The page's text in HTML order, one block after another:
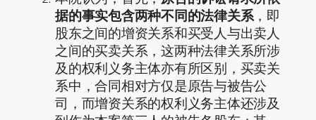
据的事实包含两种不同的法律关系，即
股东之间的增资关系和买受人与出卖人
之间的买卖关系，这两种法律关系所涉
及的权利义务主体亦有所区别，买卖关
系中，合同相对方仅是原告与被告公
司，而增资关系的权利义务主体还涉及